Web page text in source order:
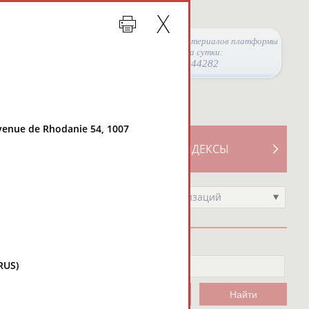
Просмотры материалов платформы
за сутки:
44282
СВОДНЫЕ ИНДЕКСЫ
Выберите другой тип организаций
de Rhodanie 54, 1007